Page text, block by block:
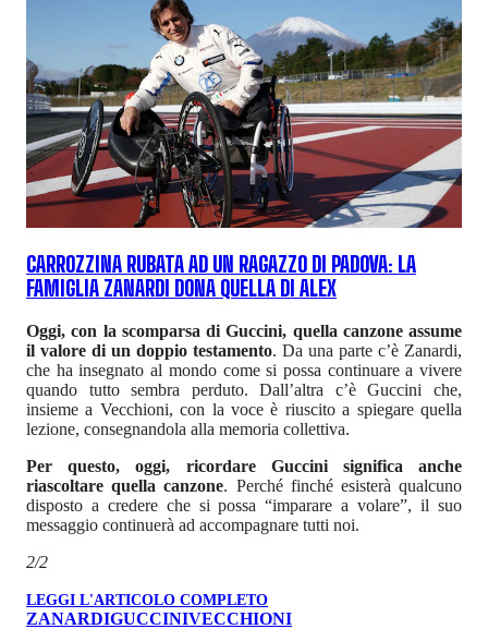
CARROZZINA RUBATA AD UN RAGAZZO DI PADOVA: LA
FAMIGLIA ZANARDI DONA QUELLA DI ALEX
Oggi, con la scomparsa di Guccini, quella canzone assume
il valore di un doppio testamento. Da una parte c’è Zanardi,
che ha insegnato al mondo come si possa continuare a vivere
quando tutto sembra perduto. Dall’altra c’è Guccini che,
insieme a Vecchioni, con la voce è riuscito a spiegare quella
lezione, consegnandola alla memoria collettiva.
Per questo, oggi, ricordare Guccini significa anche
riascoltare quella canzone. Perché finché esisterà qualcuno
disposto a credere che si possa “imparare a volare”, il suo
messaggio continuerà ad accompagnare tutti noi.
2/2
LEGGI L'ARTICOLO COMPLETO
ZANARDIGUCCINIVECCHIONI